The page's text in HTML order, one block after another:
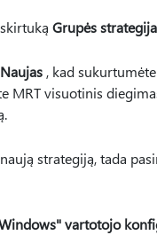
Grupės strategija
Naujas , kad
MRT visuotinis
strategiją, tada
vartotojo